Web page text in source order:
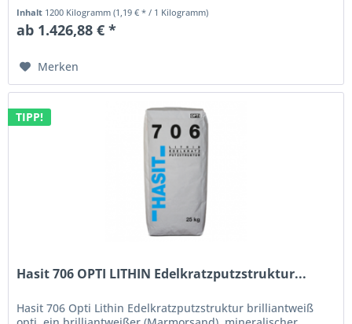
Inhalt 1200 Kilogramm(1,19 € * / 1 Kilogramm)
ab 1.426,88 € *
Merken
TIPP!
Hasit 706 OPTI LITHIN Edelkratzputzstruktur...
Hasit 706 Opti Lithin Edelkratzputzstruktur brilliantweiß